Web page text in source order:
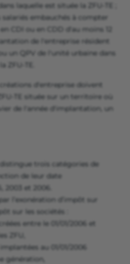
laquelle est située la ZFU-TE ;
salariés embauchés à compter
CDI ou en CDD d'au moins 12
de l'entreprise résident
un QPV de l'unité urbaine dans
ZFU-TE.
d'entreprise doivent
TE située sur un territoire où
de l'année d'implantation, un
distingue trois catégories de
de leur date
2003 et 2006.
l’exonération d’impôt sur
sur les sociétés :
entre le 01/01/2006 et
ZFU,
au 01/01/2006
génération,